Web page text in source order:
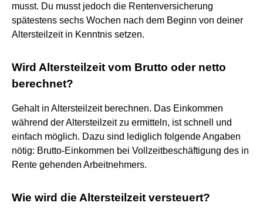
musst. Du musst jedoch die Rentenversicherung
spätestens sechs Wochen nach dem Beginn von deiner
Altersteilzeit in Kenntnis setzen.
Wird Altersteilzeit vom Brutto oder netto
berechnet?
Gehalt in Altersteilzeit berechnen. Das Einkommen
während der Altersteilzeit zu ermitteln, ist schnell und
einfach möglich. Dazu sind lediglich folgende Angaben
nötig: Brutto-Einkommen bei Vollzeitbeschäftigung des in
Rente gehenden Arbeitnehmers.
Wie wird die Altersteilzeit versteuert?